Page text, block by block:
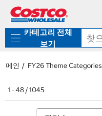
로
기
가
카테고리 전체
보기
메인 FY26 Theme Categories
1 - 48 / 1045